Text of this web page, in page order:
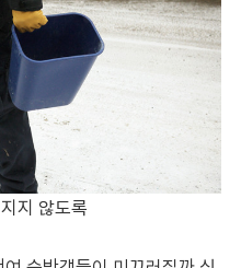
지 않도록